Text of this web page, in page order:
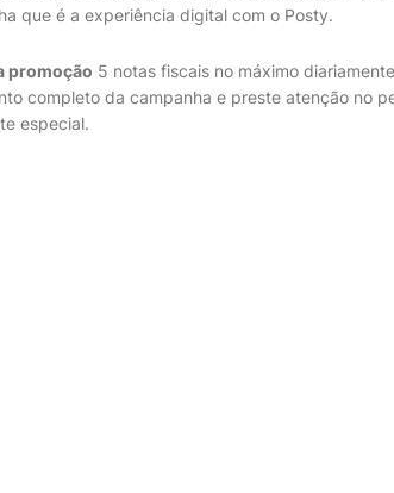
que é a experiência digital com o Posty.
promoção 5 notas fiscais no máximo
completo da campanha e preste atenção no
especial.